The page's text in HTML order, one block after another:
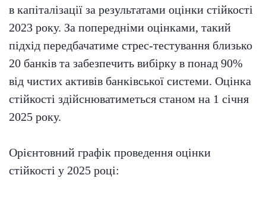
в капіталізації за результатами оцінки стійкості
2023 року. За попередніми оцінками, такий
підхід передбачатиме стрес-тестування близько
20 банків та забезпечить вибірку в понад 90%
від чистих активів банківської системи. Оцінка
стійкості здійснюватиметься станом на 1 січня
2025 року.
Орієнтовний графік проведення оцінки
стійкості у 2025 році: